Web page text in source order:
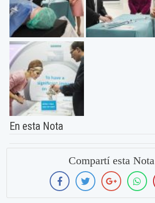
En esta Nota
Compartí esta Nota